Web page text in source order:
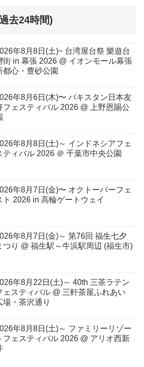
去24時間)
年8月8日(土)~ 台湾屋台祭 樂遊台
街 in 幕張 2026 @ イオンモール幕張
都心・豊砂公園
年8月6日(木)〜 パキスタン日本友
フェスティバル 2026 @ 上野恩賜公
年8月8日(土)～ インドネシアフェ
ティバル 2026 ＠ 千葉市中央公園
年8月7日(金)〜 オクトーバーフェ
ト 2026 in 高輪ゲートウェイ
年8月7日(金)～ 第76回 福生七夕
つり @ 福生駅～牛浜駅周辺 (福生市)
年8月22日(土)～ 40th 三茶ラテン
ェスティバル @ 三軒茶屋ふれあい
場・茶沢通り
年8⽉8⽇(⼟)～ ファミリーリゾー
フェスティバル 2026 @ アリオ西新